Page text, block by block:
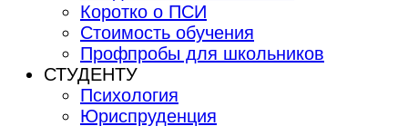
Коротко о ПСИ
Стоимость обучения
Профпробы для школьников
СТУДЕНТУ
Психология
Юриспруденция